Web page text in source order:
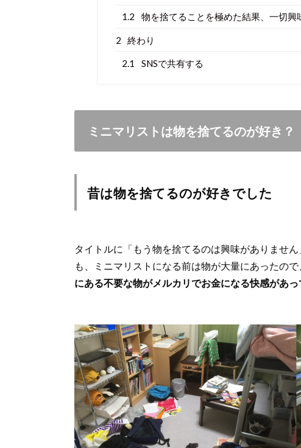
1.2 物を捨てることを極めた結果、一切興
2 終わり
2.1 SNSで共有する
ミニマリストは物を捨てるのが好き？
昔は物を捨てるのが好きでした
タイトルに「もう物を捨てるのは興味がありません
も、ミニマリストになる前は物が大量にあったので
にある不要な物がメルカリでお金になる快感があっ